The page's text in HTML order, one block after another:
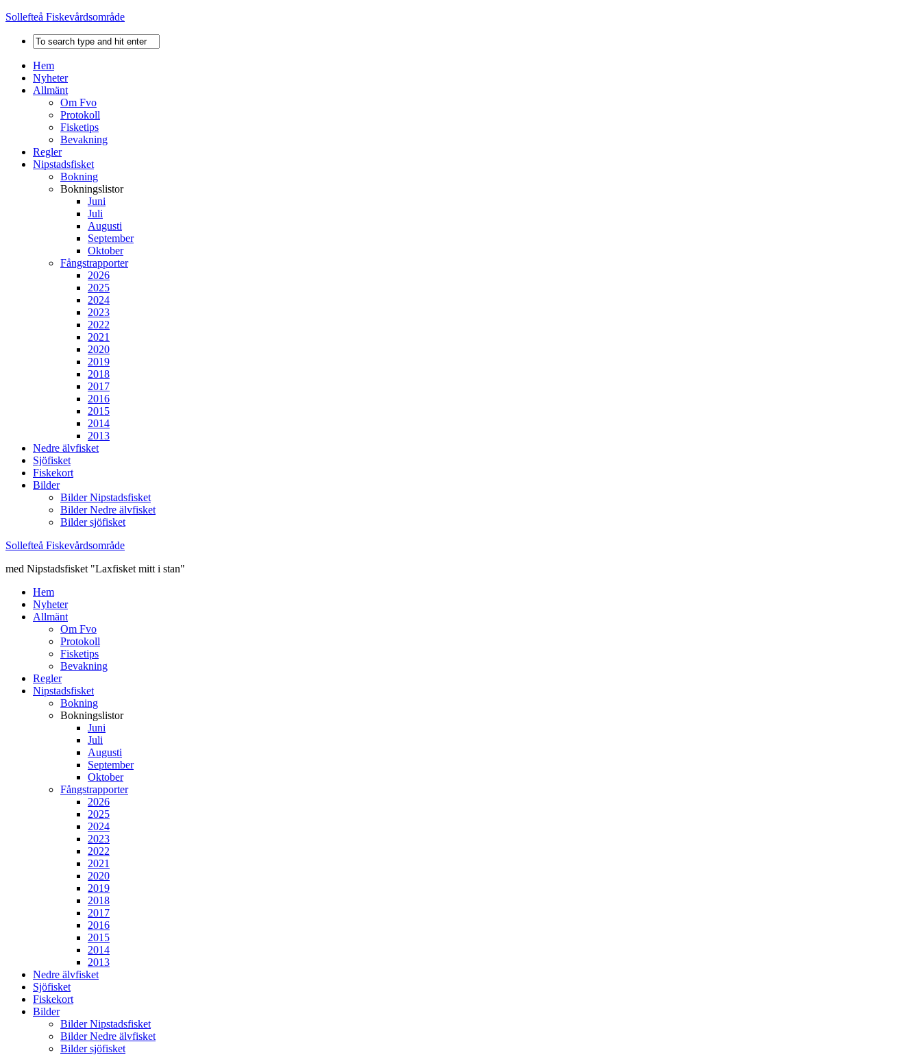
Sollefteå Fiskevårdsområde
Hem
Nyheter
Allmänt
Om Fvo
Protokoll
Fisketips
Bevakning
Regler
Nipstadsfisket
Bokning
Bokningslistor
Juni
Juli
Augusti
September
Oktober
Fångstrapporter
2026
2025
2024
2023
2022
2021
2020
2019
2018
2017
2016
2015
2014
2013
Nedre älvfisket
Sjöfisket
Fiskekort
Bilder
Bilder Nipstadsfisket
Bilder Nedre älvfisket
Bilder sjöfisket
Sollefteå Fiskevårdsområde
med Nipstadsfisket "Laxfisket mitt i stan"
Hem
Nyheter
Allmänt
Om Fvo
Protokoll
Fisketips
Bevakning
Regler
Nipstadsfisket
Bokning
Bokningslistor
Juni
Juli
Augusti
September
Oktober
Fångstrapporter
2026
2025
2024
2023
2022
2021
2020
2019
2018
2017
2016
2015
2014
2013
Nedre älvfisket
Sjöfisket
Fiskekort
Bilder
Bilder Nipstadsfisket
Bilder Nedre älvfisket
Bilder sjöfisket